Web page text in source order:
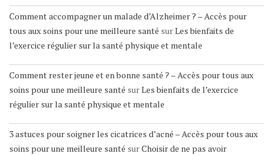
Comment accompagner un malade d’Alzheimer ? – Accès pour
tous aux soins pour une meilleure santé surLes bienfaits de
l’exercice régulier sur la santé physique et mentale
Comment rester jeune et en bonne santé ? – Accès pour tous aux
soins pour une meilleure santé surLes bienfaits de l’exercice
régulier sur la santé physique et mentale
3 astuces pour soigner les cicatrices d’acné – Accès pour tous aux
soins pour une meilleure santé surChoisir de ne pas avoir